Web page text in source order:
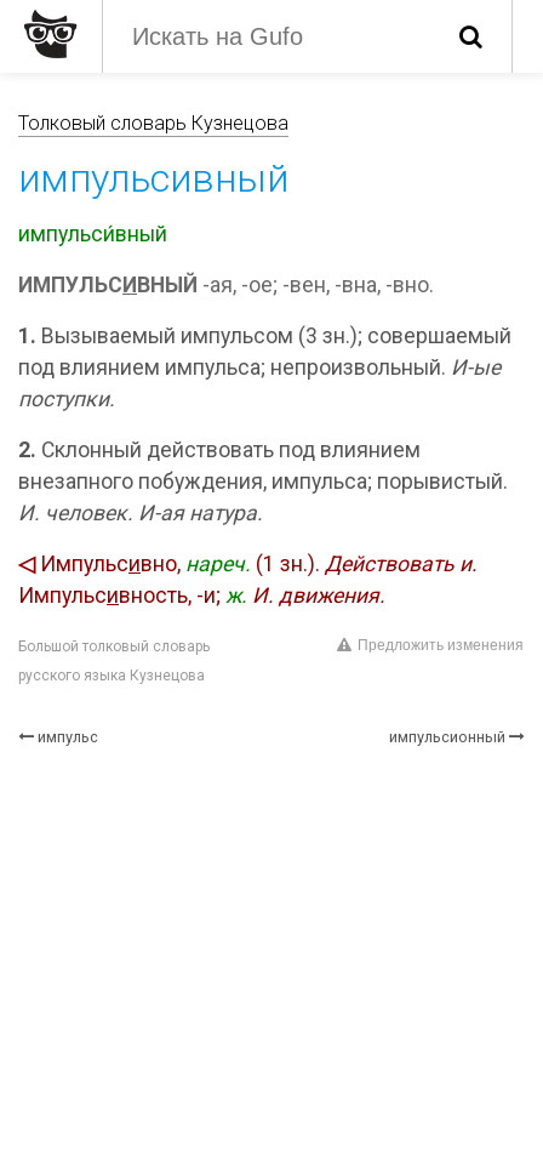
Толковый словарь Кузнецова
импульсивный
импульси́вный
ИМПУЛЬС И ВНЫЙ -ая, -ое; -вен, -вна, -вно.
1. Вызываемый импульсом (3 зн.); совершаемый
под влиянием импульса; непроизвольный. И-ые
поступки.
2. Склонный действовать под влиянием
внезапного побуждения, импульса; порывистый.
И. человек. И-ая натура.
◁Импульсивно, нареч. (1 зн.). Действовать и.
Импульсивность, -и; ж. И. движения.
Большой толковый словарь
русского языка Кузнецова
Предложить изменения
импульс импульсионный